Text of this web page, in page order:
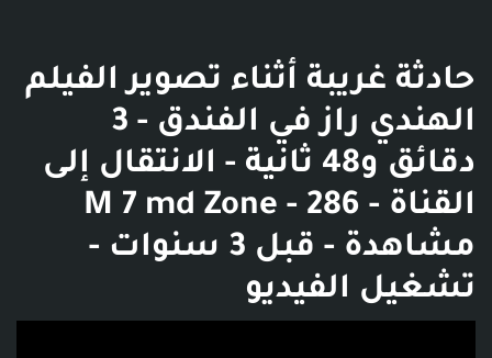
حادثة غريبة أثناء تصوير الفيلم
الهندي راز في الفندق - 3
دقائق و48 ثانية - الانتقال إلى
القناة - M 7 md Zone - 286
مشاهدة - قبل 3 سنوات -
تشغيل الفيديو